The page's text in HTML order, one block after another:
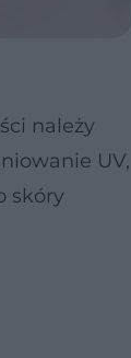
należy
UV,
skóry